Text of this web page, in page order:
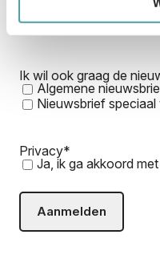
Ik wil ook graag de
Algemene
Nieuwsbrief
Privacy*
Ja, ik ga akkoord
Aanmelden